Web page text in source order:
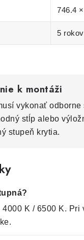
746.4
5 rokov
k montáži
vykonať
stĺp alebo
stupeň krytia.
K / 6500 K.